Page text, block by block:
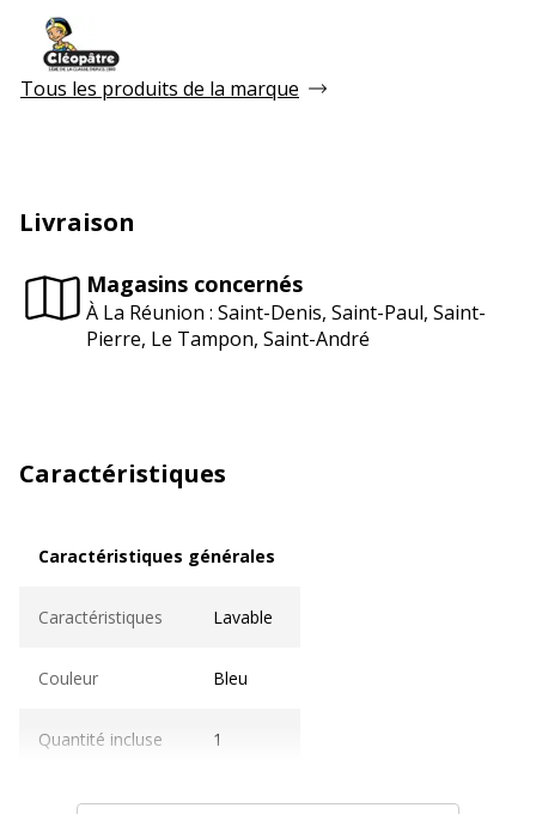
Tous les produits de la marque
Livraison
Magasins concernés
À La Réunion : Saint-Denis, Saint-Paul, Saint-
Pierre, Le Tampon, Saint-André
Caractéristiques
Caractéristiques générales
Caractéristiques Lavable
Couleur Bleu
Quantité incluse 1
Type d'emballage Bouteille